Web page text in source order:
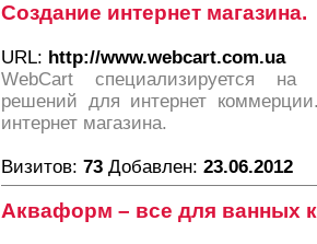
Создание интернет магазина.
URL: http://www.webcart.com.ua
WebCart специализируется на
решений для интернет
интернет магазина.
Визитов: 73 Добавлен: 23.06.2012
Акваформ – все для ванных